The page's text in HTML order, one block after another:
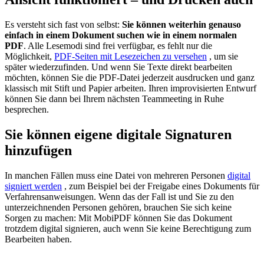
Es versteht sich fast von selbst: Sie können weiterhin genauso
einfach in einem Dokument suchen wie in einem normalen
PDF. Alle Lesemodi sind frei verfügbar, es fehlt nur die
Möglichkeit, PDF‑Seiten mit Lesezeichen zu versehen , um sie
später wiederzufinden. Und wenn Sie Texte direkt bearbeiten
möchten, können Sie die PDF-Datei jederzeit ausdrucken und ganz
klassisch mit Stift und Papier arbeiten. Ihren improvisierten Entwurf
können Sie dann bei Ihrem nächsten Teammeeting in Ruhe
besprechen.
Sie können eigene digitale Signaturen
hinzufügen
In manchen Fällen muss eine Datei von mehreren Personen digital
signiert werden , zum Beispiel bei der Freigabe eines Dokuments für
Verfahrensanweisungen. Wenn das der Fall ist und Sie zu den
unterzeichnenden Personen gehören, brauchen Sie sich keine
Sorgen zu machen: Mit MobiPDF können Sie das Dokument
trotzdem digital signieren, auch wenn Sie keine Berechtigung zum
Bearbeiten haben.